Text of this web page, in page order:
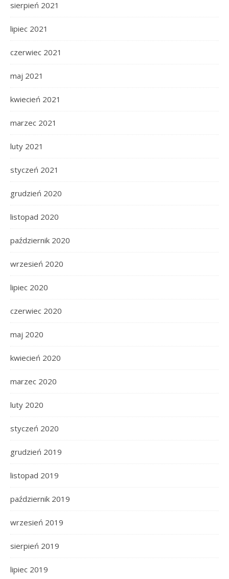
sierpień 2021
lipiec 2021
czerwiec 2021
maj 2021
kwiecień 2021
marzec 2021
luty 2021
styczeń 2021
grudzień 2020
listopad 2020
październik 2020
wrzesień 2020
lipiec 2020
czerwiec 2020
maj 2020
kwiecień 2020
marzec 2020
luty 2020
styczeń 2020
grudzień 2019
listopad 2019
październik 2019
wrzesień 2019
sierpień 2019
lipiec 2019